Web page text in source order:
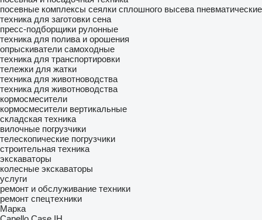
посевные комплексы сеялки сплошного высева пневматические
техника для заготовки сена
пресс-подборщики рулонные
техника для полива и орошения
опрыскиватели самоходные
техника для транспортировки
тележки для жатки
техника для животноводства
техника для животноводства
кормосмесители
кормосмесители вертикальные
складская техника
вилочные погрузчики
телескопические погрузчики
строительная техника
экскаваторы
колесные экскаваторы
услуги
ремонт и обслуживание техники
ремонт спецтехники
Марка